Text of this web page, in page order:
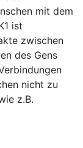
mit dem
ist
zwischen
des Gens
nicht zu
z.B.